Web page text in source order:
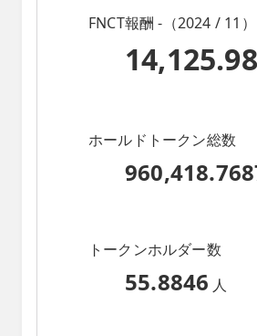
FNCT報酬 -（2024 / 11）
14,125.98
ホールドトークン総数
トークンホルダー数
55.8846 人